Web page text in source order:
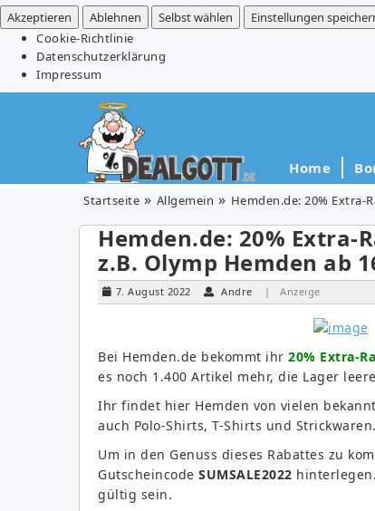
Akzeptieren
Ablehnen Selbst wählen Einstellungen
Cookie-Richtlinie
Datenschutzerklärung
Impressum
Home
Startseite Allgemein Hemden.de: 20% Extra-
Hemden.de: 20%
z.B. Olymp Hemden ab
7. August 2022 Andre | Anzeige
Bei Hemden.de bekommt ihr 20% Extra-
es noch 1.400 Artikel mehr, die Lager
Ihr findet hier Hemden von vielen
auch Polo-Shirts, T-Shirts und Strickwaren.
Um in den Genuss dieses Rabattes zu
Gutscheincode SUMSALE2022
gültig sein.